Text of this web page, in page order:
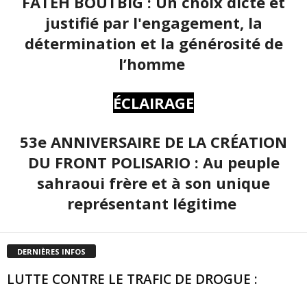
justifié par l'engagement, la
détermination et la générosité de
l’homme
ÉCLAIRAGE
53e ANNIVERSAIRE DE LA CRÉATION
DU FRONT POLISARIO : Au peuple
sahraoui frère et à son unique
représentant légitime
DERNIÈRES INFOS
LUTTE CONTRE LE TRAFIC DE DROGUE :